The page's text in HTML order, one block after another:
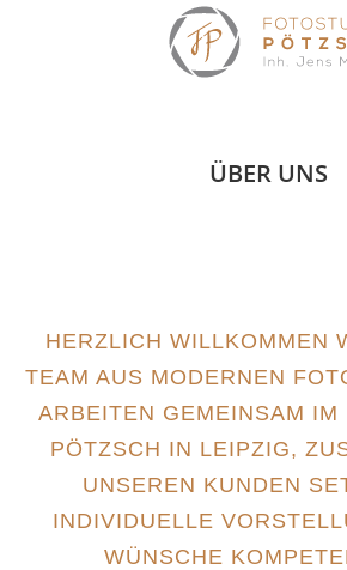
ÜBER UNS
HERZLICH WILLKOMMEN
TEAM AUS MODERNEN
ARBEITEN GEMEINSAM IM
PÖTZSCH IN LEIPZIG,
UNSEREN KUNDEN
INDIVIDUELLE
WÜNSCHE